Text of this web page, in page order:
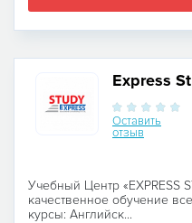
Express
Оставить
отзыв
Учебный Центр «EXPRESS
качественное обучение
курсы: Английск...